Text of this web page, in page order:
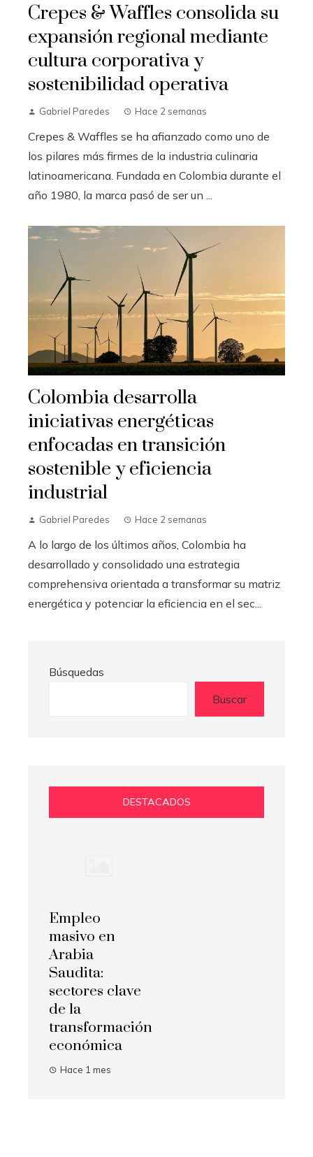
Crepes & Waffles consolida su
expansión regional mediante
cultura corporativa y
sostenibilidad operativa
Gabriel Paredes Hace 2 semanas
Crepes & Waffles se ha afianzado como uno de
los pilares más firmes de la industria culinaria
latinoamericana. Fundada en Colombia durante el
año 1980, la marca pasó de ser un ...
Colombia desarrolla
iniciativas energéticas
enfocadas en transición
sostenible y eficiencia
industrial
Gabriel Paredes Hace 2 semanas
A lo largo de los últimos años, Colombia ha
desarrollado y consolidado una estrategia
comprehensiva orientada a transformar su matriz
energética y potenciar la eficiencia en el sec...
Búsquedas
Buscar
DESTACADOS
Empleo
masivo en
Arabia
Saudita:
sectores clave
de la
transformación
económica
Hace 1 mes